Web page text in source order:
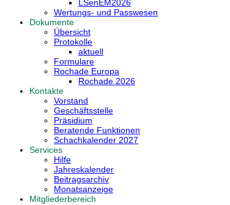
LSenEM2026
Wertungs- und Passwesen
Dokumente
Übersicht
Protokolle
aktuell
Formulare
Rochade Europa
Rochade 2026
Kontakte
Vorstand
Geschäftsstelle
Präsidium
Beratende Funktionen
Schachkalender 2027
Services
Hilfe
Jahreskalender
Beitragsarchiv
Monatsanzeige
Mitgliederbereich